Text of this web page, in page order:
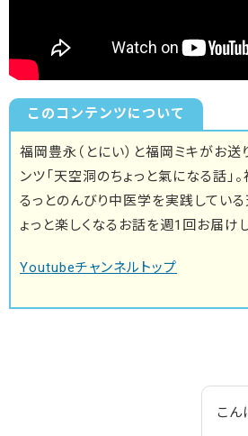
このコンテンツについて
福岡豊永（とにい）と福岡ミキがお送
ンツ「天空洞のちょっと氣になる話」
るっとのんびり中医学を実践してい
ょっと楽しくなるお話を週1回お届け
Youtubeチャンネルトップ
こん